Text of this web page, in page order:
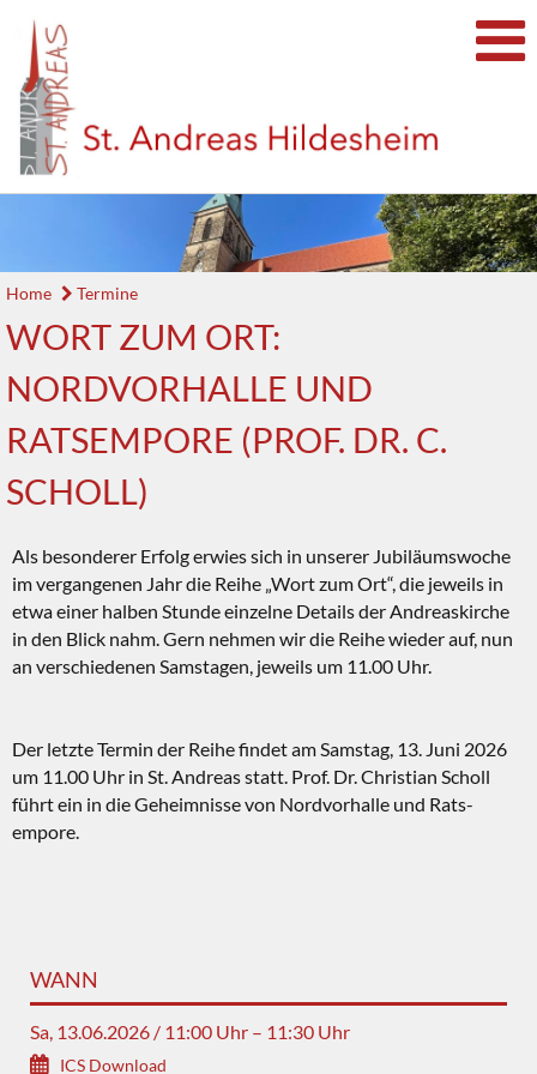
Home Termine
WORT ZUM ORT:
NORDVORHALLE UND
RATSEMPORE (PROF. DR. C.
SCHOLL)
Als besonderer Erfolg erwies sich in unserer Jubiläumswoche
im vergangenen Jahr die Reihe „Wort zum Ort“, die jeweils in
etwa einer halben Stunde einzelne Details der Andreaskirche
in den Blick nahm. Gern nehmen wir die Reihe wieder auf, nun
an verschiedenen Samstagen, jeweils um 11.00 Uhr.
Der letzte Termin der Reihe findet am Samstag, 13. Juni 2026
um 11.00 Uhr in St. Andreas statt. Prof. Dr. Christian Scholl
führt ein in die Geheimnisse von Nordvorhalle und Rats-
empore.
WANN
Sa, 13.06.2026 / 11:00 Uhr – 11:30 Uhr
ICS Download